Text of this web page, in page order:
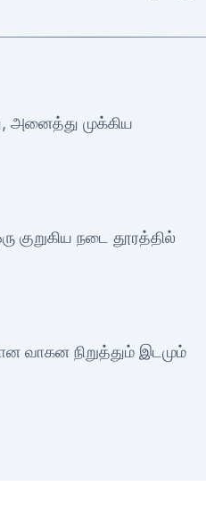
அனைத்து முக்கிய
குறுகிய நடை தூரத்தில்
வாகன நிறுத்தும் இடமும்